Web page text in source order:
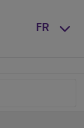
FR